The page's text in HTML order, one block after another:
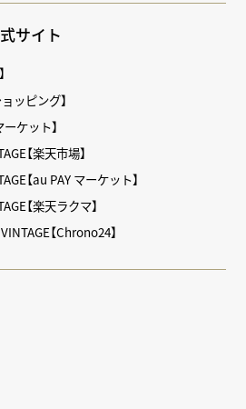
サイト
ッピング】
ケット】
【楽天市場】
【au PAY マーケット】
【楽天ラクマ】
【Chrono24】